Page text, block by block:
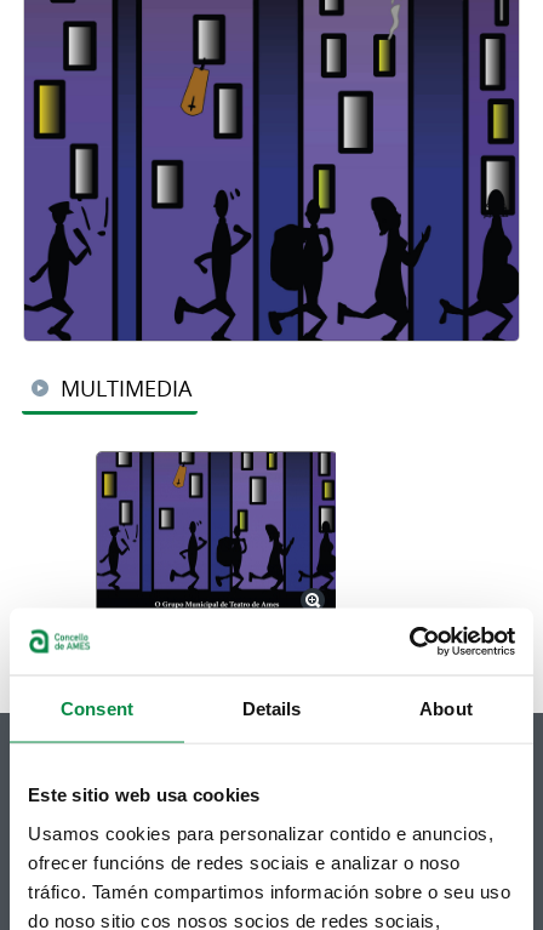
Consent Details About
Este sitio web usa cookies
Usamos cookies para personalizar contido e anuncios,
ofrecer funcións de redes sociais e analizar o noso
tráfico. Tamén compartimos información sobre o seu uso
do noso sitio cos nosos socios de redes sociais,
MULTIMEDIA
Praza do Concello, 2 |15220
Bertamiráns (Ames)